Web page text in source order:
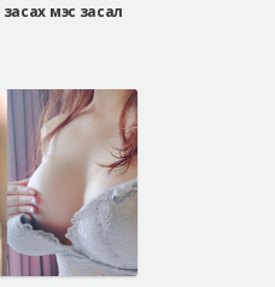
мэс засал